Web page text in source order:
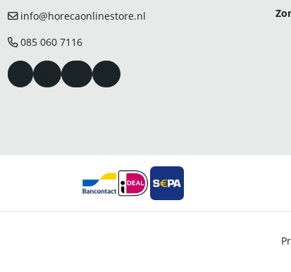
info@horecaonlinestore.nl
085 060 7116